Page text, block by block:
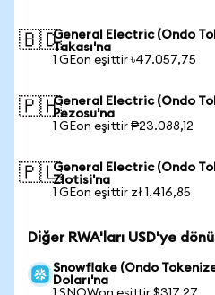
🇧🇩General Electric (Ondo
Takası'na
1 GEon eşittir ৳47.057,75
🇵🇭General Electric (Ondo
Pezosu'na
1 GEon eşittir ₱23.088,12
🇵🇱General Electric (Ondo
Zlotisi'na
1 GEon eşittir zł 1.416,85
Diğer RWA'ları USD'ye
Snowflake (Ondo
Doları'na